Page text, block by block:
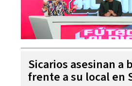
Sicarios asesinan a
frente a su local en